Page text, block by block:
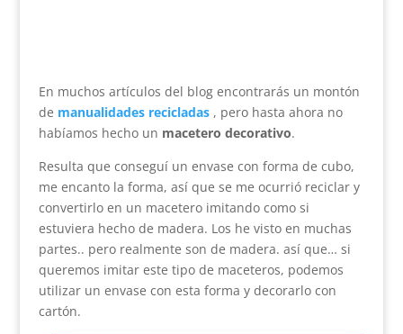
En muchos artículos del blog encontrarás un montón
de manualidades recicladas, pero hasta ahora no
habíamos hecho un macetero decorativo.
Resulta que conseguí un envase con forma de cubo,
me encanto la forma, así que se me ocurrió reciclar y
convertirlo en un macetero imitando como si
estuviera hecho de madera. Los he visto en muchas
partes.. pero realmente son de madera. así que… si
queremos imitar este tipo de maceteros, podemos
utilizar un envase con esta forma y decorarlo con
cartón.